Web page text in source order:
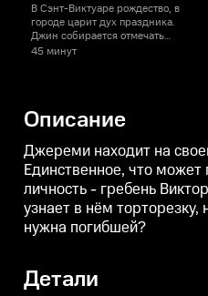
В Сэнт-Виктуаре рождество, в
городе царит дух праздника.
Джин собирается отмечать
вместе со своими новыми
45 минут
Описание
Джереми находит на
Единственное, что может
личность - гребень
узнает в нём
нужна погибшей?
Детали